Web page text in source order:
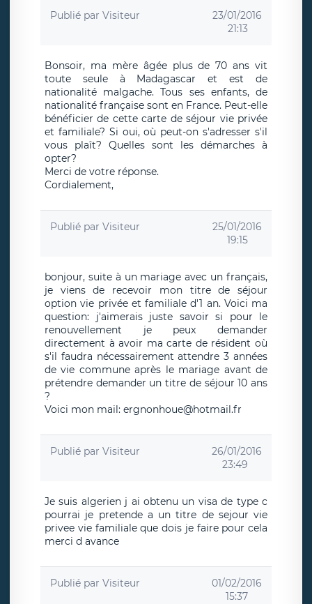
Publié par Visiteur
23/01/2016
21:13
Bonsoir, ma mère âgée plus de 70 ans vit
toute seule à Madagascar et est de
nationalité malgache. Tous ses enfants, de
nationalité française sont en France. Peut-elle
bénéficier de cette carte de séjour vie privée
et familiale? Si oui, où peut-on s'adresser s'il
vous plaît? Quelles sont les démarches à
opter?
Merci de votre réponse.
Cordialement,
Publié par Visiteur
25/01/2016
19:15
bonjour, suite à un mariage avec un français,
je viens de recevoir mon titre de séjour
option vie privée et familiale d'1 an. Voici ma
question: j'aimerais juste savoir si pour le
renouvellement je peux demander
directement à avoir ma carte de résident où
s'il faudra nécessairement attendre 3 années
de vie commune après le mariage avant de
prétendre demander un titre de séjour 10 ans
?
Voici mon mail: ergnonhoue@hotmail.fr
Publié par Visiteur
26/01/2016
23:49
Je suis algerien j ai obtenu un visa de type c
pourrai je pretende a un titre de sejour vie
privee vie familiale que dois je faire pour cela
merci d avance
Publié par Visiteur
01/02/2016
15:37